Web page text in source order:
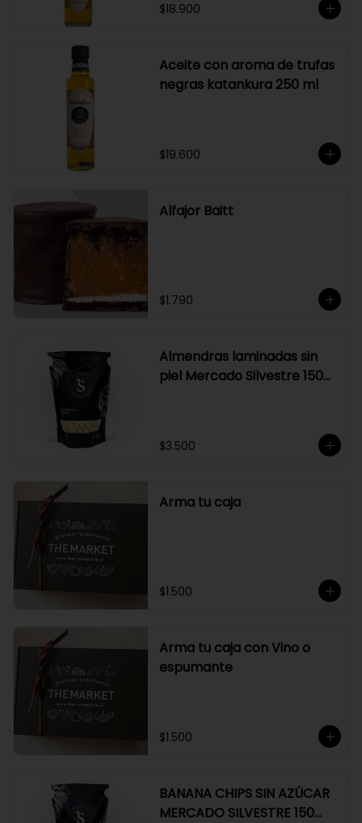
$18.900
Aceite con aroma de trufas
negras katankura 250 ml
$19.600
Alfajor Baitt
$1.790
Almendras laminadas sin
piel Mercado Silvestre 150
$3.500
Arma tu caja
$1.500
Arma tu caja con Vino o
espumante
$1.500
BANANA CHIPS SIN AZÚCAR
MERCADO SILVESTRE 150